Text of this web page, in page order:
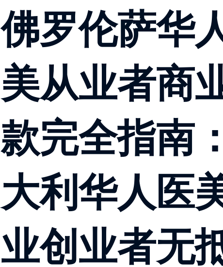
佛罗伦萨华
美从业者商
款完全指南
大利华人医
业创业者无